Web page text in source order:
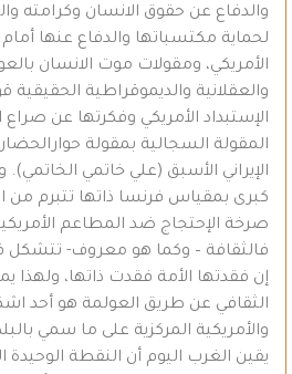
والدفاع عن حقوق الانسان وكرامته
لحماية مكتسباتها والدفاع عنها أمام
الأمريكي، ومقولات موت الانسان
والعقلانية والديموقراطية الحقيقية
الإستبداد الأمريكي وفكرتها عن
المقولة السجالية بمقولة
الإيراني الأسبق (علي خاتمي الخاتمي).
كبرى بمقياس فرنسا ذاتها تتبرم من
صرخة الإحتجاج ضد المطاعم
فالثقافة – وكما هو معروف- تتشكل
إن فقدتها الأمة فقدت ذاتها، ولهذا
الثقافي عن طريق العولمة هو أحد
والأمريكية المركزية على ما سمي
يقين الغرب اليوم أن النقطة الوحيدة